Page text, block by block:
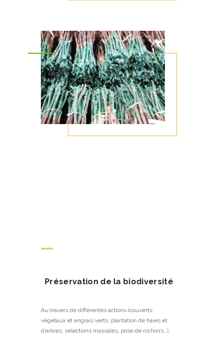
Préservation de la biodiversité
Au travers de différentes actions (couverts
végétaux et engrais verts, plantation de haies et
d’arbres, sélections massales, pose de nichoirs…),